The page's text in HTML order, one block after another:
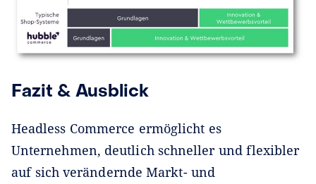
Fazit & Ausblick
Headless Commerce ermöglicht es
Unternehmen, deutlich schneller und flexibler
auf sich verändernde Markt- und